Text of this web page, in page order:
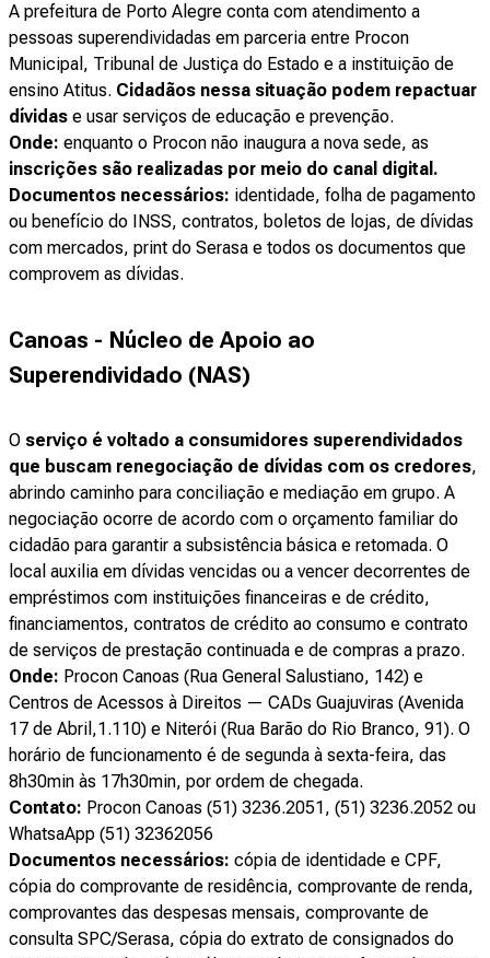
A prefeitura de Porto Alegre conta com atendimento a
pessoas superendividadas em parceria entre Procon
Municipal, Tribunal de Justiça do Estado e a instituição de
ensino Atitus. Cidadãos nessa situação podem repactuar
dívidas e usar serviços de educação e prevenção.
Onde: enquanto o Procon não inaugura a nova sede, as
inscrições são realizadas por meio do canal digital.
Documentos necessários: identidade, folha de pagamento
ou benefício do INSS, contratos, boletos de lojas, de dívidas
com mercados, print do Serasa e todos os documentos que
comprovem as dívidas.
Canoas - Núcleo de Apoio ao
Superendividado (NAS)
O serviço é voltado a consumidores superendividados
que buscam renegociação de dívidas com os credores,
abrindo caminho para conciliação e mediação em grupo. A
negociação ocorre de acordo com o orçamento familiar do
cidadão para garantir a subsistência básica e retomada. O
local auxilia em dívidas vencidas ou a vencer decorrentes de
empréstimos com instituições financeiras e de crédito,
financiamentos, contratos de crédito ao consumo e contrato
de serviços de prestação continuada e de compras a prazo.
Onde: Procon Canoas (Rua General Salustiano, 142) e
Centros de Acessos à Direitos — CADs Guajuviras (Avenida
17 de Abril,1.110) e Niterói (Rua Barão do Rio Branco, 91). O
horário de funcionamento é de segunda à sexta-feira, das
8h30min às 17h30min, por ordem de chegada.
Contato: Procon Canoas (51) 3236.2051, (51) 3236.2052 ou
WhatsaApp (51) 32362056
Documentos necessários: cópia de identidade e CPF,
cópia do comprovante de residência, comprovante de renda,
comprovantes das despesas mensais, comprovante de
consulta SPC/Serasa, cópia do extrato de consignados do